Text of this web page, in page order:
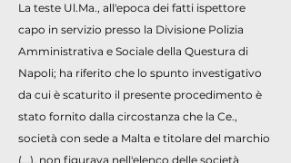
La teste Ul.Ma., all'epoca dei fatti ispettore
capo in servizio presso la Divisione Polizia
Amministrativa e Sociale della Questura di
Napoli; ha riferito che lo spunto investigativo
da cui è scaturito il presente procedimento è
stato fornito dalla circostanza che la Ce.,
società con sede a Malta e titolare del marchio
(...), non figurava nell'elenco delle società